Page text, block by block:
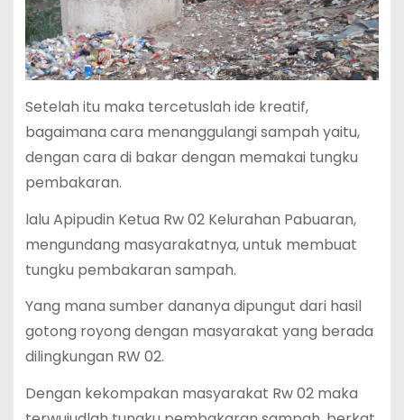
Setelah itu maka tercetuslah ide kreatif,
bagaimana cara menanggulangi sampah yaitu,
dengan cara di bakar dengan memakai tungku
pembakaran.
lalu Apipudin Ketua Rw 02 Kelurahan Pabuaran,
mengundang masyarakatnya, untuk membuat
tungku pembakaran sampah.
Yang mana sumber dananya dipungut dari hasil
gotong royong dengan masyarakat yang berada
dilingkungan RW 02.
Dengan kekompakan masyarakat Rw 02 maka